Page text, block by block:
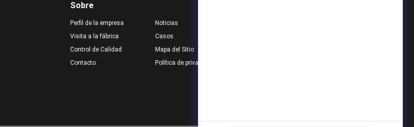
Sobre
Perfil de la empresa
Visita a la fábrica
Control de Calidad
Contacto
Noticias
Casos
Mapa del Sitio
Política de privacidad